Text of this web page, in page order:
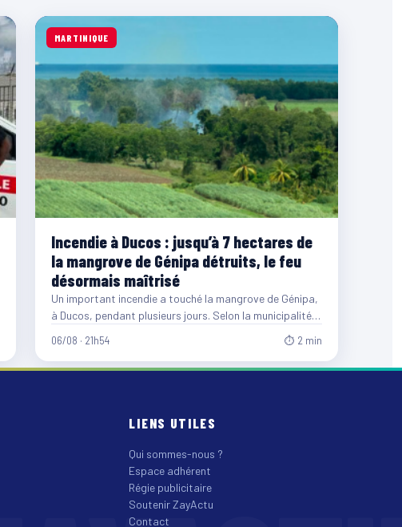
MARTINIQUE
Incendie à Ducos : jusqu’à 7 hectares de
la mangrove de Génipa détruits, le feu
désormais maîtrisé
Un important incendie a touché la mangrove de Génipa,
à Ducos, pendant plusieurs jours. Selon la municipalité,
06/08 · 21h54 ⏱ 2 min
LIENS UTILES
Qui sommes-nous ?
Espace adhérent
Régie publicitaire
Soutenir ZayActu
Contact